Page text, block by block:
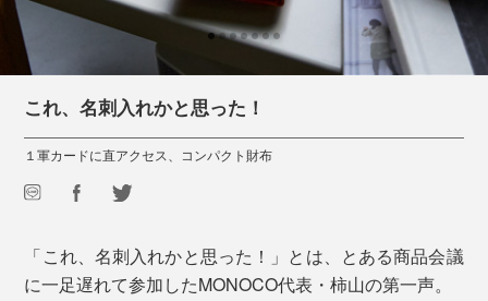
これ、名刺入れかと思った！
１軍カードに直アクセス、コンパクト財布
「これ、名刺入れかと思った！」とは、とある商品会議
に一足遅れて参加したMONOCO代表・柿山の第一声。